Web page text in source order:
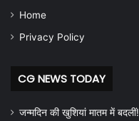
Home
Privacy Policy
CG NEWS TODAY
जन्मदिन की खुशियां मातम में